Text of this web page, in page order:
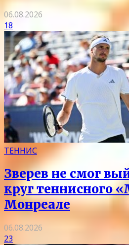
06.08.2026
18
ТЕННИС
Зверев не смог
круг теннисного
Монреале
06.08.2026
23